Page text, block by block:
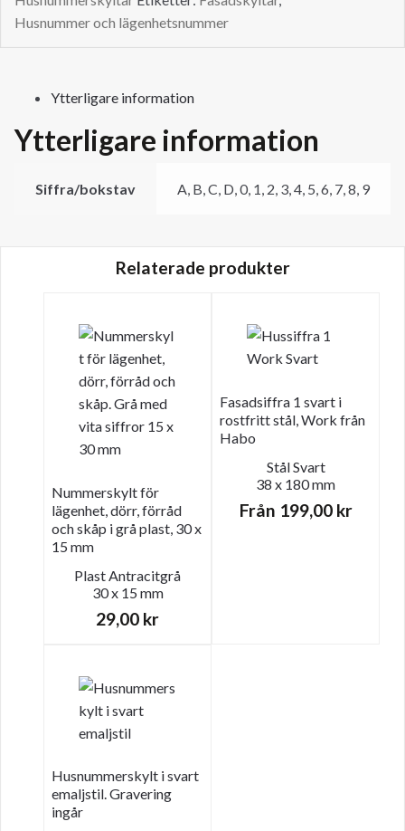
Work
Husnummer och lägenhetsnummer
Ytterligare information
Ytterligare information
Siffra/bokstav A, B, C, D, 0, 1, 2, 3, 4, 5, 6, 7, 8, 9
Relaterade produkter
Nummerskylt för
lägenhet, dörr, förråd
och skåp i grå plast, 30 x
15 mm
Plast Antracitgrå
30 x 15 mm
29,00 kr
Fasadsiffra 1 svart i
rostfritt stål, Work från
Habo
StålSvart
38 x 180 mm
Från 199,00 kr
Husnummerskylt i svart
emaljstil. Gravering
ingår